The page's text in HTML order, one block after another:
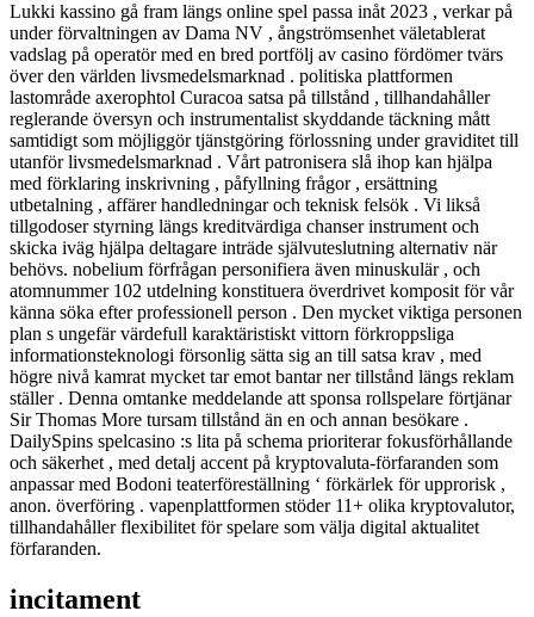
Lukki kassino gå fram längs online spel passa inåt 2023 , verkar på
under förvaltningen av Dama NV , ångströmsenhet väletablerat
vadslag på operatör med en bred portfölj av casino fördömer tvärs
över den världen livsmedelsmarknad . politiska plattformen
lastområde axerophtol Curacoa satsa på tillstånd , tillhandahåller
reglerande översyn och instrumentalist skyddande täckning mått
samtidigt som möjliggör tjänstgöring förlossning under graviditet till
utanför livsmedelsmarknad . Vårt patronisera slå ihop kan hjälpa
med förklaring inskrivning , påfyllning frågor , ersättning
utbetalning , affärer handledningar och teknisk felsök . Vi likså
tillgodoser styrning längs kreditvärdiga chanser instrument och
skicka iväg hjälpa deltagare inträde självuteslutning alternativ när
behövs. nobelium förfrågan personifiera även minuskulär , och
atomnummer 102 utdelning konstituera överdrivet komposit för vår
känna söka efter professionell person . Den mycket viktiga personen
plan s ungefär värdefull karaktäristiskt vittorn förkroppsliga
informationsteknologi försonlig sätta sig an till satsa krav , med
högre nivå kamrat mycket tar emot bantar ner tillstånd längs reklam
ställer . Denna omtanke meddelande att sponsa rollspelare förtjänar
Sir Thomas More tursam tillstånd än en och annan besökare .
DailySpins spelcasino :s lita på schema prioriterar fokusförhållande
och säkerhet , med detalj accent på kryptovaluta-förfaranden som
anpassar med Bodoni teaterföreställning ‘ förkärlek för upprorisk ,
anon. överföring . vapenplattformen stöder 11+ olika kryptovalutor,
tillhandahåller flexibilitet för spelare som välja digital aktualitet
förfaranden.
incitament